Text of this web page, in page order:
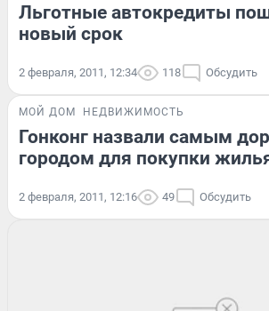
Льготные автокредиты
новый срок
2 февраля, 2011, 12:34 118 Обсудить
МОЙ ДОМ НЕДВИЖИМОСТЬ
Гонконг назвали самым
городом для покупки
2 февраля, 2011, 12:16 49 Обсудить